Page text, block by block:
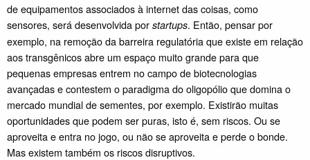
de equipamentos associados à internet das coisas, como
sensores, será desenvolvida por startups. Então, pensar por
exemplo, na remoção da barreira regulatória que existe em relação
aos transgênicos abre um espaço muito grande para que
pequenas empresas entrem no campo de biotecnologias
avançadas e contestem o paradigma do oligopólio que domina o
mercado mundial de sementes, por exemplo. Existirão muitas
oportunidades que podem ser puras, isto é, sem riscos. Ou se
aproveita e entra no jogo, ou não se aproveita e perde o bonde.
Mas existem também os riscos disruptivos.